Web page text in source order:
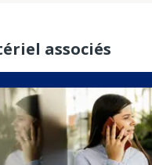
associés